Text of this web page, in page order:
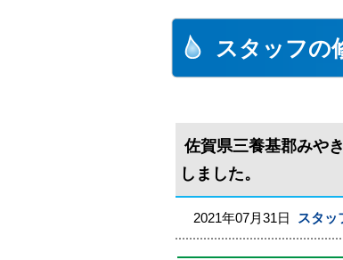
スタッフの
佐賀県三養基郡みや
しました。
2021年07月31日 スタッ